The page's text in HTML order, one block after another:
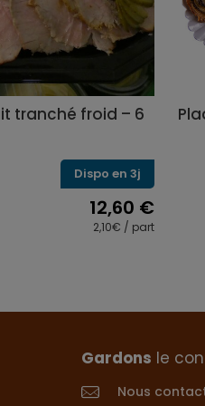
tranché froid – 6
Dispo en 3j
12,60 €
2,10€ / part
Gardons le
Nous